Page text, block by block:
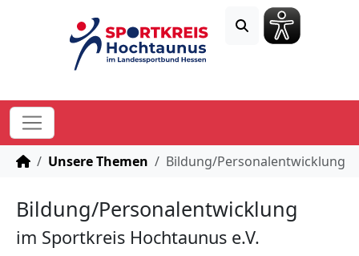
STARTSEITE
Unsere Themen Bildung/Personalentwicklung
Bildung/Personalentwicklung
im Sportkreis Hochtaunus e.V.